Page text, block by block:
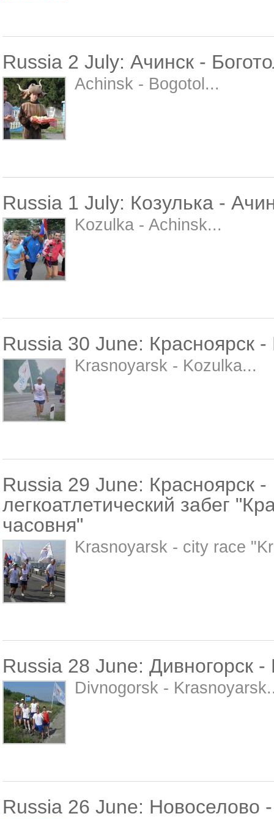
Russia 2 July: Ачинск -
Achinsk - Bogotol...
Russia 1 July: Козулька -
Kozulka - Achinsk...
Russia 30 June: Красноярск -
Krasnoyarsk - Kozulka...
Russia 29 June: Красноярск -
легкоатлетический забег
часовня"
Krasnoyarsk - city race
Russia 28 June: Дивногорск -
Divnogorsk -
Russia 26 June: Новоселово